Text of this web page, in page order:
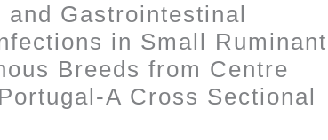
and Gastrointestinal
in Small Ruminant
Breeds from Centre
A Cross Sectional